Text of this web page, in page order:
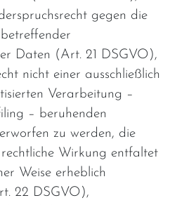
gegen die
Daten (Art. 21 DSGVO),
nicht einer ausschließlich
Verarbeitung –
– beruhenden
zu werden, die
Wirkung entfaltet
Weise erheblich
22 DSGVO),